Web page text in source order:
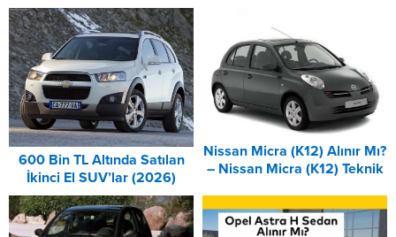
600 Bin TL Altında Satılan
İkinci El SUV’lar (2026)
Nissan Micra (K12) Alınır Mı?
– Nissan Micra (K12) Teknik